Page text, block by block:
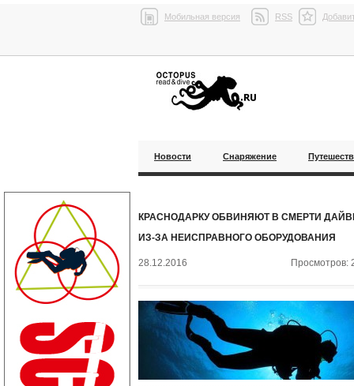
Мобильная версия RSS
Новости Снаряжение
КРАСНОДАРКУ ОБВИНЯЮТ В СМЕРТИ
ИЗ-ЗА НЕИСПРАВНОГО ОБОРУДОВАНИЯ
28.12.2016 Просмотров: